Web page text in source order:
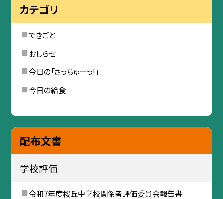
カテゴリ
できごと
おしらせ
今日の「さっちゅーっ!」
今日の給食
配布文書
学校評価
令和7年度桜丘中学校関係者評価委員会報告書